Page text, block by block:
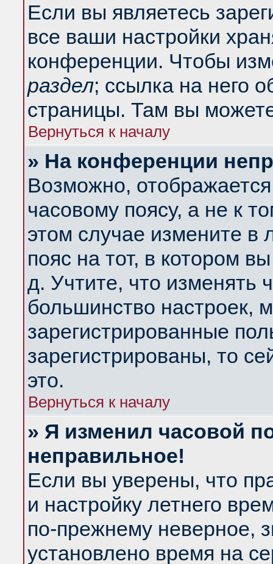
Если вы являетесь
все ваши настройки
конференции. Чтобы
раздел; ссылка на него
страницы. Там вы
Вернуться к началу
» На конференции
Возможно,
часовому поясу, а не к
этом случае измените в
пояс на тот, в котором
д. Учтите, что изменять
большинство настроек,
зарегистрированные
зарегистрированы, то
это.
Вернуться к началу
» Я изменил часовой
неправильное!
Если вы уверены, что
и настройку летнего
по-прежнему неверное,
установлено время на